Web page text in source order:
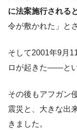
に法案施行される
令が敷かれた」と
そして2001年9月
ロが起きた——とい
その後もアフガン
震災と、大きな出
きました。